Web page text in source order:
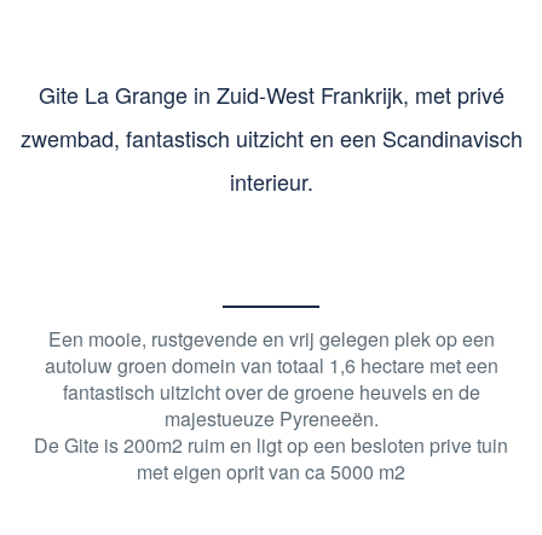
Gite La Grange in Zuid-West Frankrijk, met privé
zwembad, fantastisch uitzicht en een Scandinavisch
interieur.
Een mooie, rustgevende en vrij gelegen plek op een
autoluw groen domein van totaal 1,6 hectare met een
fantastisch uitzicht over de groene heuvels en de
majestueuze Pyreneeën.
De Gite is 200m2 ruim en ligt op een besloten prive tuin
met eigen oprit van ca 5000 m2